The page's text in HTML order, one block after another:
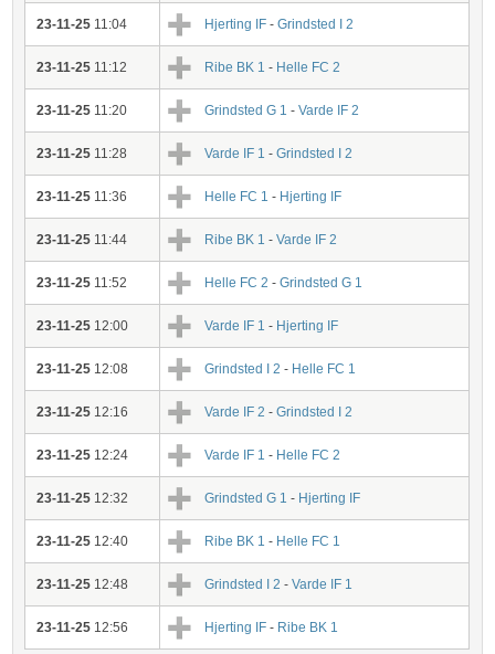
23-11-25 11:04 Hjerting IF -Grindsted I 2
23-11-25 11:12 Ribe BK 1 - Helle FC 2
23-11-25 11:20 Grindsted G 1 -Varde IF 2
23-11-25 11:28 Varde IF 1 -Grindsted I 2
23-11-25 11:36 Helle FC 1 - Hjerting IF
23-11-25 11:44 Ribe BK 1 -Varde IF 2
23-11-25 11:52 Helle FC 2 -Grindsted G 1
23-11-25 12:00 Varde IF 1 - Hjerting IF
23-11-25 12:08 Grindsted I 2 - Helle FC 1
23-11-25 12:16 Varde IF 2 -Grindsted I 2
23-11-25 12:24 Varde IF 1 - Helle FC 2
23-11-25 12:32 Grindsted G 1 - Hjerting IF
23-11-25 12:40 Ribe BK 1 - Helle FC 1
23-11-25 12:48 Grindsted I 2 -Varde IF 1
23-11-25 12:56 Hjerting IF - Ribe BK 1